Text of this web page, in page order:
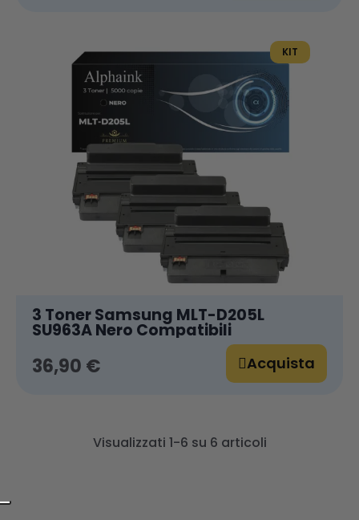
KIT
3 Toner Samsung MLT-D205L
SU963A Nero Compatibili
36,90 € Acquista
Visualizzati 1-6 su 6 articoli